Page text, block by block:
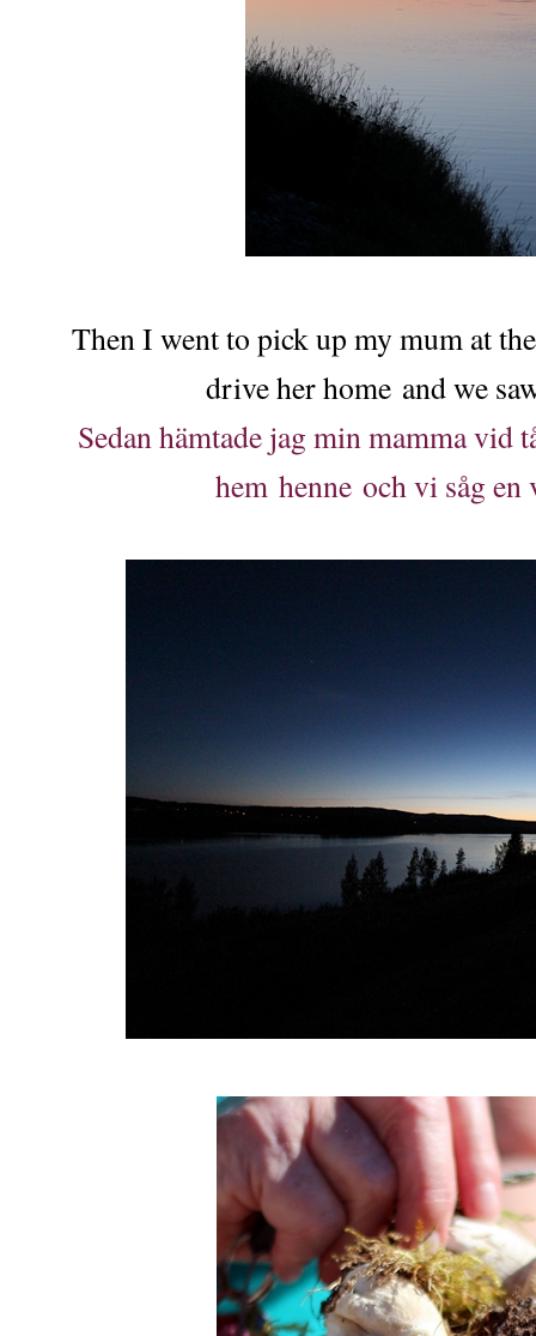
Then I went to pick up my mum at
drive her home and we
Sedan hämtade jag min mamma vid
hem henne och vi såg en